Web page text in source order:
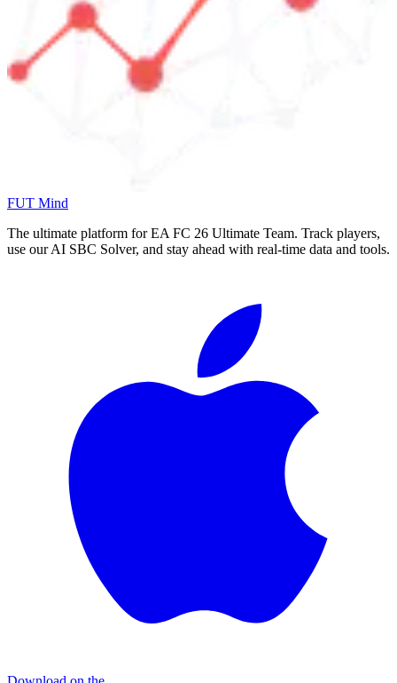
FUT Mind
The ultimate platform for EA FC 26 Ultimate Team. Track players,
use our AI SBC Solver, and stay ahead with real-time data and tools.